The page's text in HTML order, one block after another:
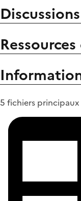
Discussions
5 fichiers principaux